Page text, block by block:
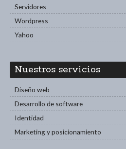
Servidores
Wordpress
Yahoo
Nuestros servicios
Diseño web
Desarrollo de software
Identidad
Marketing y posicionamiento